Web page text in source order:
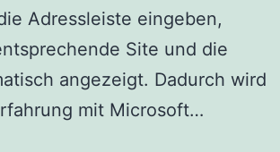
Adressleiste eingeben,
Site und die
angezeigt. Dadurch wird
mit Microsoft…